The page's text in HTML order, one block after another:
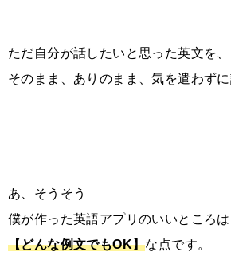
ただ自分が話したいと思った英文を、
そのまま、ありのまま、気を遣わずに
あ、そうそう
僕が作った英語アプリのいいところは
【どんな例文でもOK】な点です。